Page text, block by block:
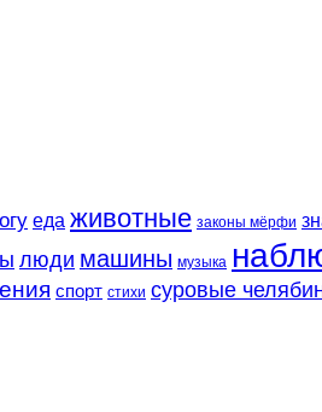
еда животные законы мёрфи
люди машины музыка
спорт стихи суровые